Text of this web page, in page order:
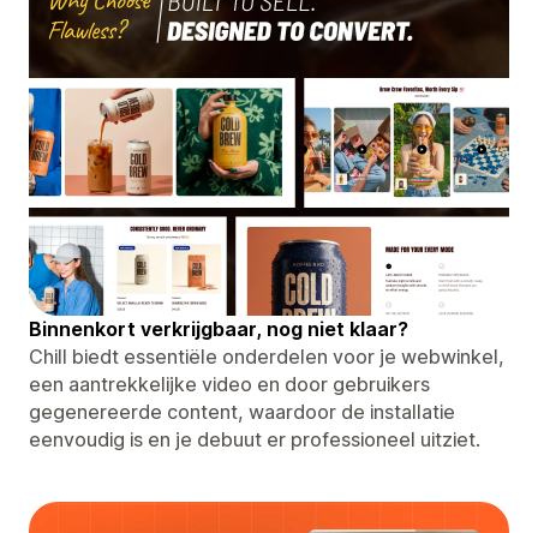
Binnenkort verkrijgbaar, nog niet klaar?
Chill biedt essentiële onderdelen voor je webwinkel,
een aantrekkelijke video en door gebruikers
gegenereerde content, waardoor de installatie
eenvoudig is en je debuut er professioneel uitziet.